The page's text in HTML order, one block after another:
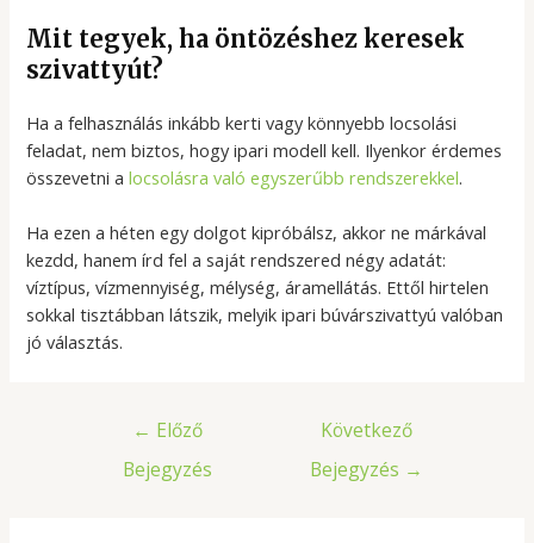
Mit tegyek, ha öntözéshez keresek
szivattyút?
Ha a felhasználás inkább kerti vagy könnyebb locsolási
feladat, nem biztos, hogy ipari modell kell. Ilyenkor érdemes
összevetni alocsolásra való egyszerűbb rendszerekkel.
Ha ezen a héten egy dolgot kipróbálsz, akkor ne márkával
kezdd, hanem írd fel a saját rendszered négy adatát:
víztípus, vízmennyiség, mélység, áramellátás. Ettől hirtelen
sokkal tisztábban látszik, melyik ipari búvárszivattyú valóban
jó választás.
← Előző
Bejegyzés
Következő
Bejegyzés →